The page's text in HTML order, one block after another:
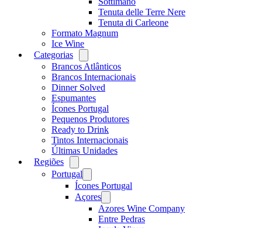
Tenuta delle Terre Nere
Tenuta di Carleone
Formato Magnum
Ice Wine
Categorias
menu
Brancos Atlânticos
Brancos Internacionais
Dinner Solved
Espumantes
Ícones Portugal
Pequenos Produtores
Ready to Drink
Tintos Internacionais
Últimas Unidades
Regiões
menu
Portugal
menu
Ícones Portugal
Açores
menu
Azores Wine Company
Entre Pedras